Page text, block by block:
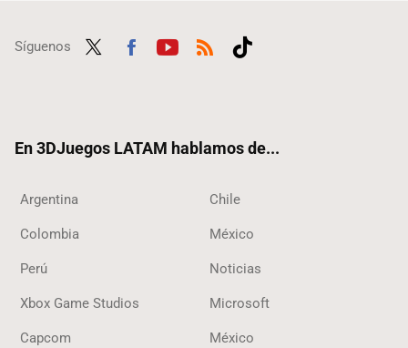
Síguenos
En 3DJuegos LATAM hablamos de...
Argentina Chile
Colombia México
Perú Noticias
Xbox Game Studios Microsoft
Capcom México